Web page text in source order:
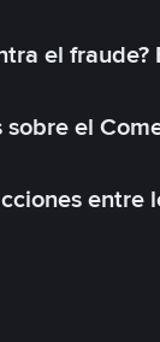
el
el
entre